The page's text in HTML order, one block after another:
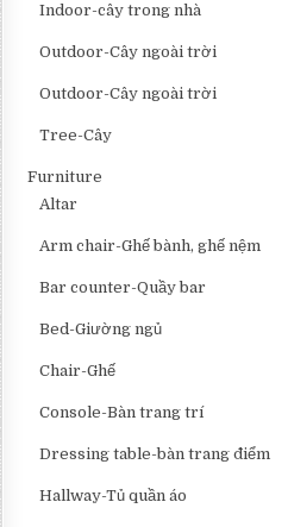
Indoor-cây trong nhà
Outdoor-Cây ngoài trời
Outdoor-Cây ngoài trời
Tree-Cây
Furniture
Altar
Arm chair-Ghế bành, ghế nệm
Bar counter-Quầy bar
Bed-Giường ngủ
Chair-Ghế
Console-Bàn trang trí
Dressing table-bàn trang điểm
Hallway-Tủ quần áo